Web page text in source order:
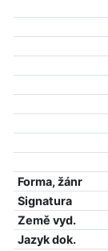
Forma, žánr
Signatura
Země vyd.
Jazyk dok.